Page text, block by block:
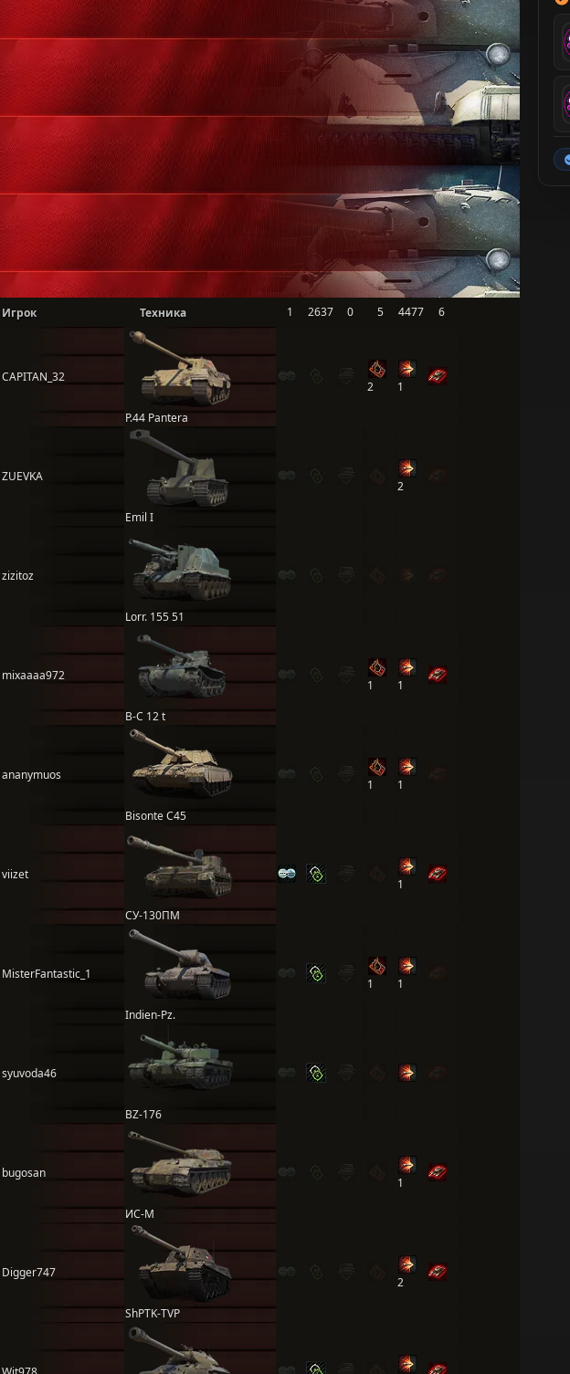
Игрок Техника 1 2637 0 5 4477 6
CAPITAN_32
P.44 Pantera
2 1
ZUEVKA
Emil I
2
zizitoz
Lorr. 155 51
mixaaaa972
B-C 12 t
1 1
ananymuos
Bisonte C45
1 1
viizet
СУ-130ПМ
1
MisterFantastic_1
Indien-Pz.
1 1
syuvoda46
BZ-176
bugosan
ИС-М
1
Digger747
ShPTK-TVP
2